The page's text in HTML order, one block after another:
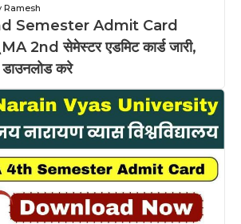
Ramesh
Semester Admit Card
2nd सेमेस्टर एडमिट कार्ड जारी,
करे